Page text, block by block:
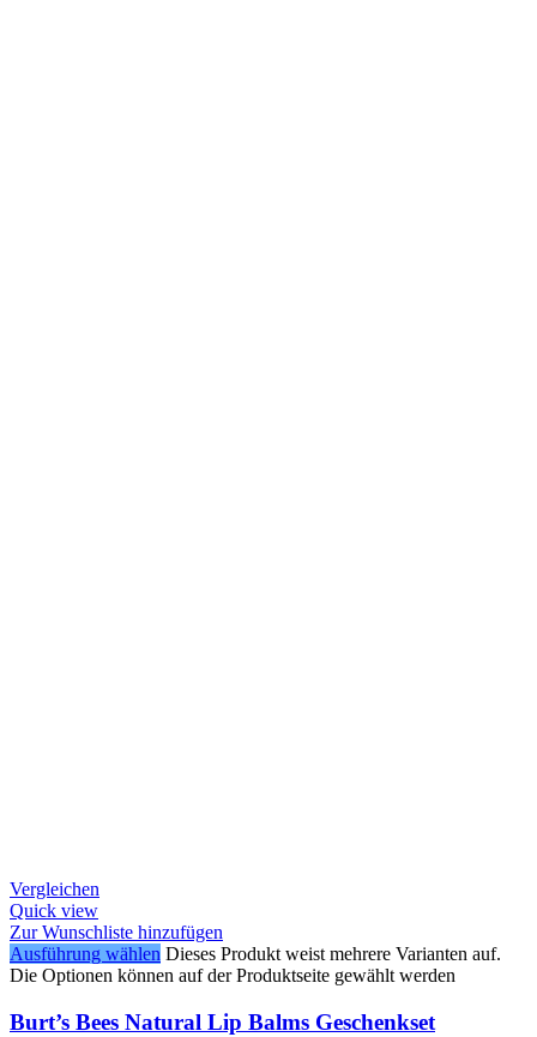
Vergleichen
Quick view
Zur Wunschliste hinzufügen
Ausführung wählen Dieses Produkt weist mehrere Varianten auf.
Die Optionen können auf der Produktseite gewählt werden
Burt’s Bees Natural Lip Balms Geschenkset